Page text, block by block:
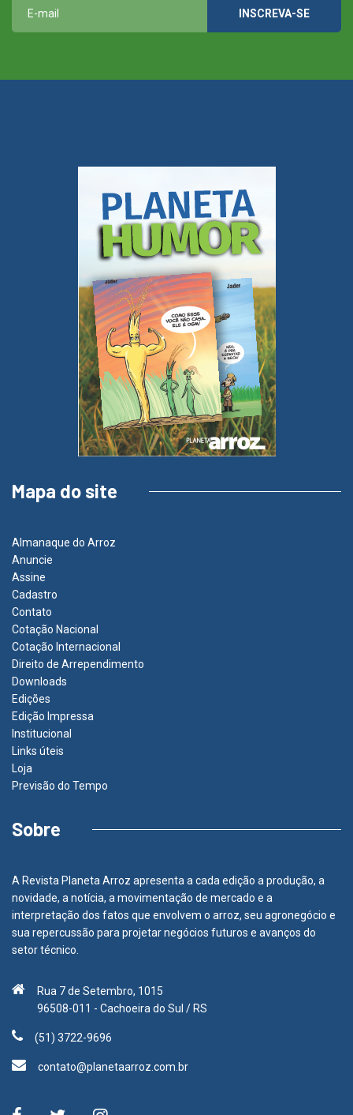
Mapa do site
Almanaque do Arroz
Anuncie
Assine
Cadastro
Contato
Cotação Nacional
Cotação Internacional
Direito de Arrependimento
Downloads
Edições
Edição Impressa
Institucional
Links úteis
Loja
Previsão do Tempo
Sobre
A Revista Planeta Arroz apresenta a cada edição a produção, a
novidade, a notícia, a movimentação de mercado e a
interpretação dos fatos que envolvem o arroz, seu agronegócio e
sua repercussão para projetar negócios futuros e avanços do
setor técnico.
Rua 7 de Setembro, 1015
96508-011 - Cachoeira do Sul / RS
(51) 3722-9696
contato@planetaarroz.com.br